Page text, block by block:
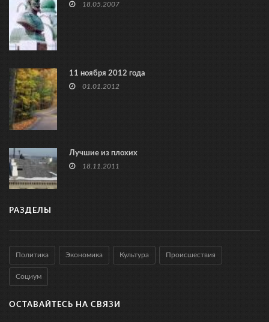
18.05.2007
11 ноября 2012 года
01.01.2012
Лучшие из плохих
18.11.2011
РАЗДЕЛЫ
Политика Экономика Культура Происшествия
Социум
ОСТАВАЙТЕСЬ НА СВЯЗИ